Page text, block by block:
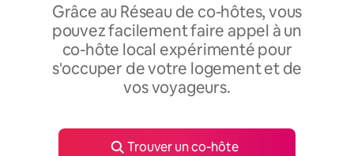
Grâce au Réseau de co-hôtes, vous
pouvez facilement faire appel à un
co-hôte local expérimenté pour
s'occuper de votre logement et de
vos voyageurs.
Trouver un co‑hôte